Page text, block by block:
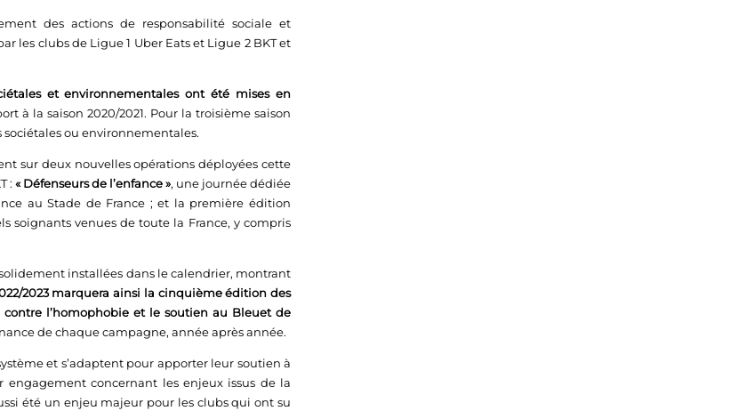
des actions de responsabilité sociale et
les clubs de Ligue 1 Uber Eats et Ligue 2 BKT et
et environnementales ont été mises en
à la saison 2020/2021. Pour la troisième saison
sociétales ou environnementales.
sur deux nouvelles opérations déployées cette
: « Défenseurs de l’enfance », une journée dédiée
au Stade de France ; et la première édition
soignants venues de toute la France, y compris
installées dans le calendrier, montrant
2023 marquera ainsi la cinquième édition des
l’homophobie et le soutien au Bleuet de
de chaque campagne, année après année.
et s’adaptent pour apporter leur soutien à
engagement concernant les enjeux issus de la
été un enjeu majeur pour les clubs qui ont su